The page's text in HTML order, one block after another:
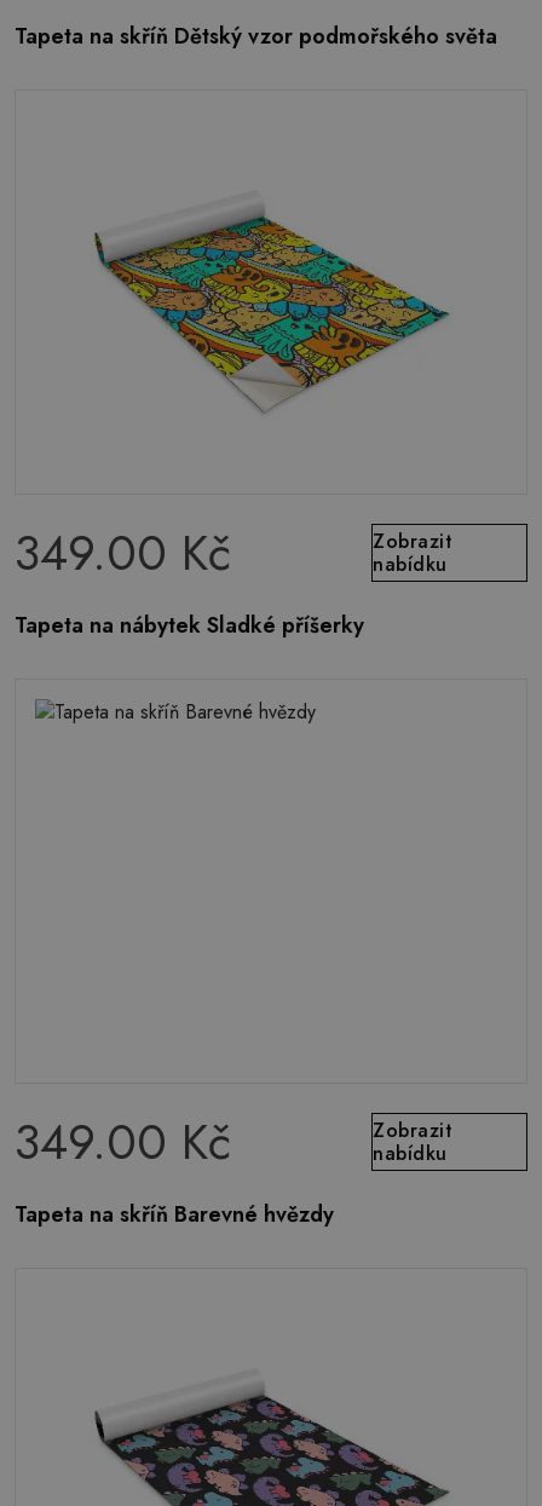
Tapeta na skříň Dětský vzor podmořského světa
349.00 Kč
Zobrazit
nabídku
Tapeta na nábytek Sladké příšerky
349.00 Kč
Zobrazit
nabídku
Tapeta na skříň Barevné hvězdy